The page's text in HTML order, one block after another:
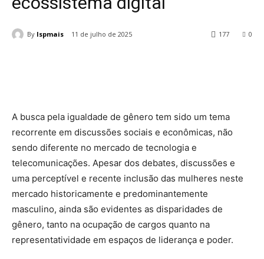
By Ispmais 11 de julho de 2025 0
177
A busca pela igualdade de gênero tem sido um tema
recorrente em discussões sociais e econômicas, não
sendo diferente no mercado de tecnologia e
telecomunicações. Apesar dos debates, discussões e
uma perceptível e recente inclusão das mulheres neste
mercado historicamente e predominantemente
masculino, ainda são evidentes as disparidades de
gênero, tanto na ocupação de cargos quanto na
representatividade em espaços de liderança e poder.